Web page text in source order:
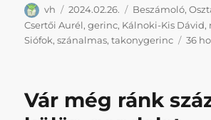
Szerző
vh Közzétéve
2024.02.26. Kategória
Beszámoló,
Csertői Aurél,gerinc, Kálnoki-Kis Dávid,
Siófok,szánalmas,takonygerinc 36
Vár még ránk